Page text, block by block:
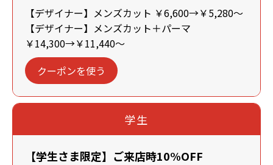
【デザイナー】メンズカット ￥6,600→￥5,280～
【デザイナー】メンズカット＋パーマ
￥14,300→￥11,440～
クーポンを使う
学生
【学生さま限定】ご来店時10%OFF